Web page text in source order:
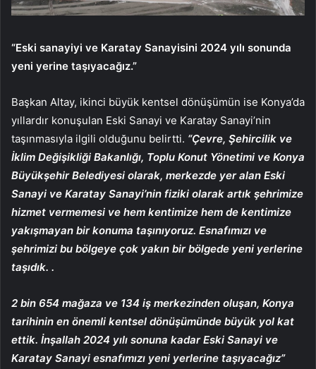
“Eski sanayiyi ve Karatay Sanayisini 2024 yılı sonunda
yeni yerine taşıyacağız.”
Başkan Altay, ikinci büyük kentsel dönüşümün ise Konya’da
yıllardır konuşulan Eski Sanayi ve Karatay Sanayi’nin
taşınmasıyla ilgili olduğunu belirtti. “Çevre, Şehircilik ve
İklim Değişikliği Bakanlığı, Toplu Konut Yönetimi ve Konya
Büyükşehir Belediyesi olarak, merkezde yer alan Eski
Sanayi ve Karatay Sanayi’nin fiziki olarak artık şehrimize
hizmet vermemesi ve hem kentimize hem de kentimize
yakışmayan bir konuma taşınıyoruz. Esnafımızı ve
şehrimizi bu bölgeye çok yakın bir bölgede yeni yerlerine
taşıdık. .
2 bin 654 mağaza ve 134 iş merkezinden oluşan, Konya
tarihinin en önemli kentsel dönüşümünde büyük yol kat
ettik. İnşallah 2024 yılı sonuna kadar Eski Sanayi ve
Karatay Sanayi esnafımızı yeni yerlerine taşıyacağız”